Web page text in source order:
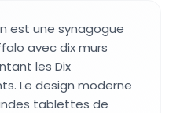
est une synagogue
avec dix murs
les Dix
Le design moderne
tablettes de